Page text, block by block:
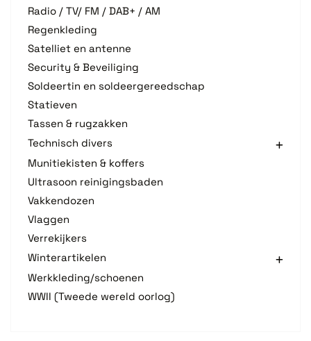
Radio / TV/ FM / DAB+ / AM
Regenkleding
Satelliet en antenne
Security & Beveiliging
Soldeertin en soldeergereedschap
Statieven
Tassen & rugzakken
Technisch divers
Munitiekisten & koffers
Ultrasoon reinigingsbaden
Vakkendozen
Vlaggen
Verrekijkers
Winterartikelen
Werkkleding/schoenen
WWII (Tweede wereld oorlog)